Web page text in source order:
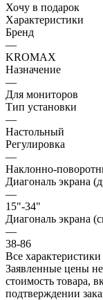
Хочу в подарок
Характеристики
Бренд
—
KROMAX
Назначение
—
Для мониторов
Тип установки
—
Настольный
Регулировка
—
Наклонно-
Диагональ экрана
—
15"-34"
Диагональ экрана
—
38-86
Все характеристики
Заявленные цены
стоимость товара,
подтверждении